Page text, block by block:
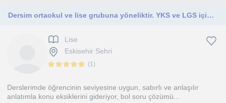
Dersim ortaokul ve lise grubuna yöneliktir. YKS ve LGS için ideal öğretmen olduğumu düşünüyorum.
Lise
Eskisehir Sehri
(1)
Derslerimde öğrencinin seviyesine uygun, sabırlı ve anlaşılır
anlatımla konu eksiklerini gideriyor, bol soru çözümü...